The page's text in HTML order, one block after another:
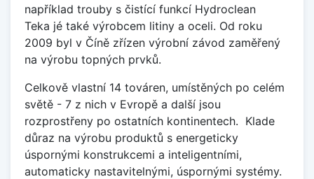
například trouby s čistící funkcí Hydroclean
Teka jé také výrobcem litiny a oceli. Od roku
2009 byl v Číně zřízen výrobní závod zaměřený
na výrobu topných prvků.
Celkově vlastní 14 továren, umístěných po celém
světě - 7 z nich v Evropě a další jsou
rozprostřeny po ostatních kontinentech. Klade
důraz na výrobu produktů s energeticky
úspornými konstrukcemi a inteligentními,
automaticky nastavitelnými, úspornými systémy.